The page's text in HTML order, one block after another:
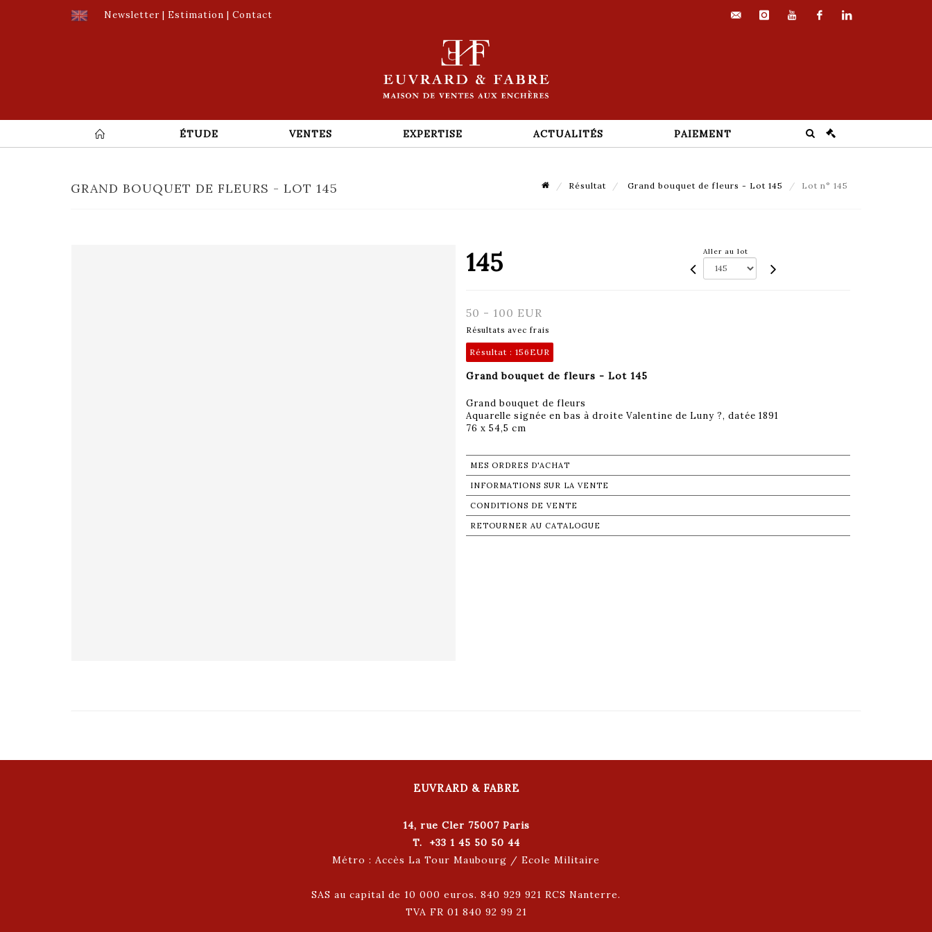
Newsletter | Estimation | Contact
ÉTUDE VENTES EXPERTISE ACTUALITÉS PAIEMENT
GRAND BOUQUET DE FLEURS - LOT 145 Résultat Grand bouquet de fleurs - Lot 145 Lot n° 145
145 Aller au lot
50 - 100 EUR
Résultats avec frais
Résultat : 156EUR
Grand bouquet de fleurs - Lot 145
Grand bouquet de fleurs
Aquarelle signée en bas à droite Valentine de Luny ?, datée 1891
76 x 54,5 cm
MES ORDRES D'ACHAT
INFORMATIONS SUR LA VENTE
CONDITIONS DE VENTE
RETOURNER AU CATALOGUE
EUVRARD & FABRE
14, rue Cler 75007 Paris
T. +33 1 45 50 50 44
Métro : Accès La Tour Maubourg / Ecole Militaire
SAS au capital de 10 000 euros. 840 929 921 RCS Nanterre.
TVA FR 01 840 92 99 21